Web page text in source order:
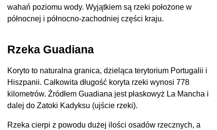
wahań poziomu wody. Wyjątkiem są rzeki położone w
północnej i północno-zachodniej części kraju.
Rzeka Guadiana
Koryto to naturalna granica, dzieląca terytorium Portugalii i
Hiszpanii. Całkowita długość koryta rzeki wynosi 778
kilometrów. Źródłem Guadiana jest płaskowyż La Mancha i
dalej do Zatoki Kadyksu (ujście rzeki).
Rzeka cierpi z powodu dużej ilości osadów rzecznych, a